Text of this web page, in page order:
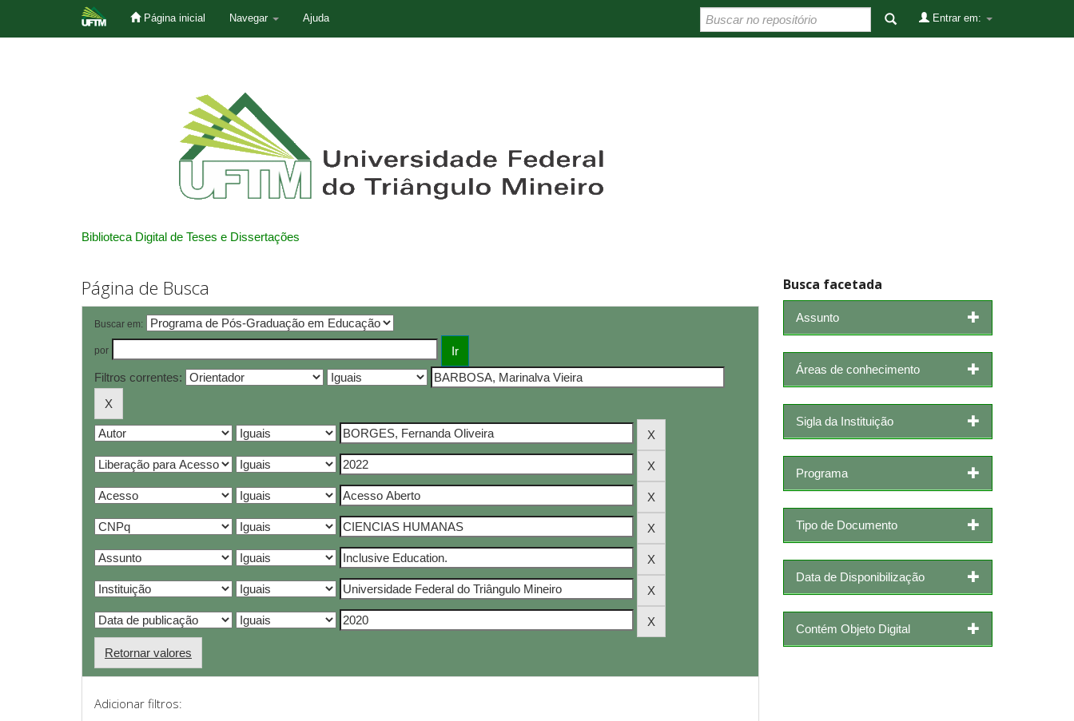
Página inicial Navegar Ajuda Entrar em:
Biblioteca Digital de Teses e Dissertações
Página de Busca
Buscar em:
por
Filtros correntes:
Retornar valores
Adicionar filtros:
Busca facetada
Assunto
Áreas de conhecimento
Sigla da Instituição
Programa
Tipo de Documento
Data de Disponibilização
Contém Objeto Digital